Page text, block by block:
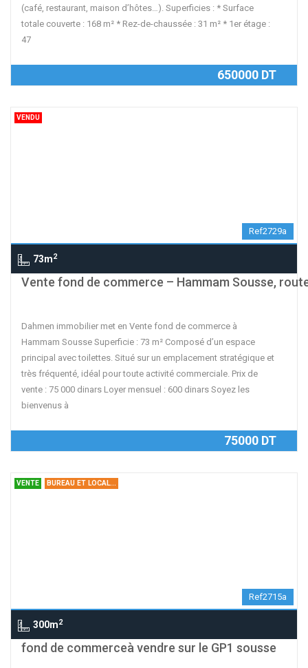
(café, restaurant, maison d’hôtes…). Superficies : * Surface
totale couverte : 168 m² * Rez-de-chaussée : 31 m² * 1er étage :
47
650000 DT
VENDU
Ref2729a
73m2
Vente fond de commerce – Hammam Sousse,
Dahmen immobilier met en Vente fond de commerce à
Hammam Sousse Superficie : 73 m² Composé d’un espace
principal avec toilettes. Situé sur un emplacement stratégique et
très fréquenté, idéal pour toute activité commerciale. Prix de
vente : 75 000 dinars Loyer mensuel : 600 dinars Soyez les
bienvenus à
75000 DT
VENTE BUREAU ET LOCAL...
Ref2715a
300m2
fond de commerceà vendre sur le GP1 sousse